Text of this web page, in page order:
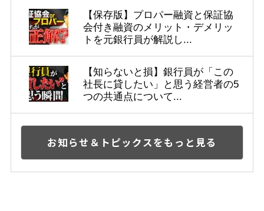
【保存版】プロパー融資と保証協
会付き融資のメリット・デメリッ
トを元銀行員が解説し...
【知らないと損】銀行員が「この
社長に貸したい」と思う経営者の5
つの共通点について...
お知らせ＆トピックスをもっと見る